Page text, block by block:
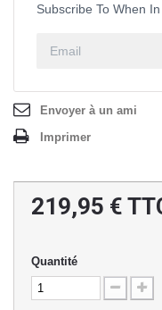
Subscribe To When
Envoyer à un ami
Imprimer
219,95 €
Quantité